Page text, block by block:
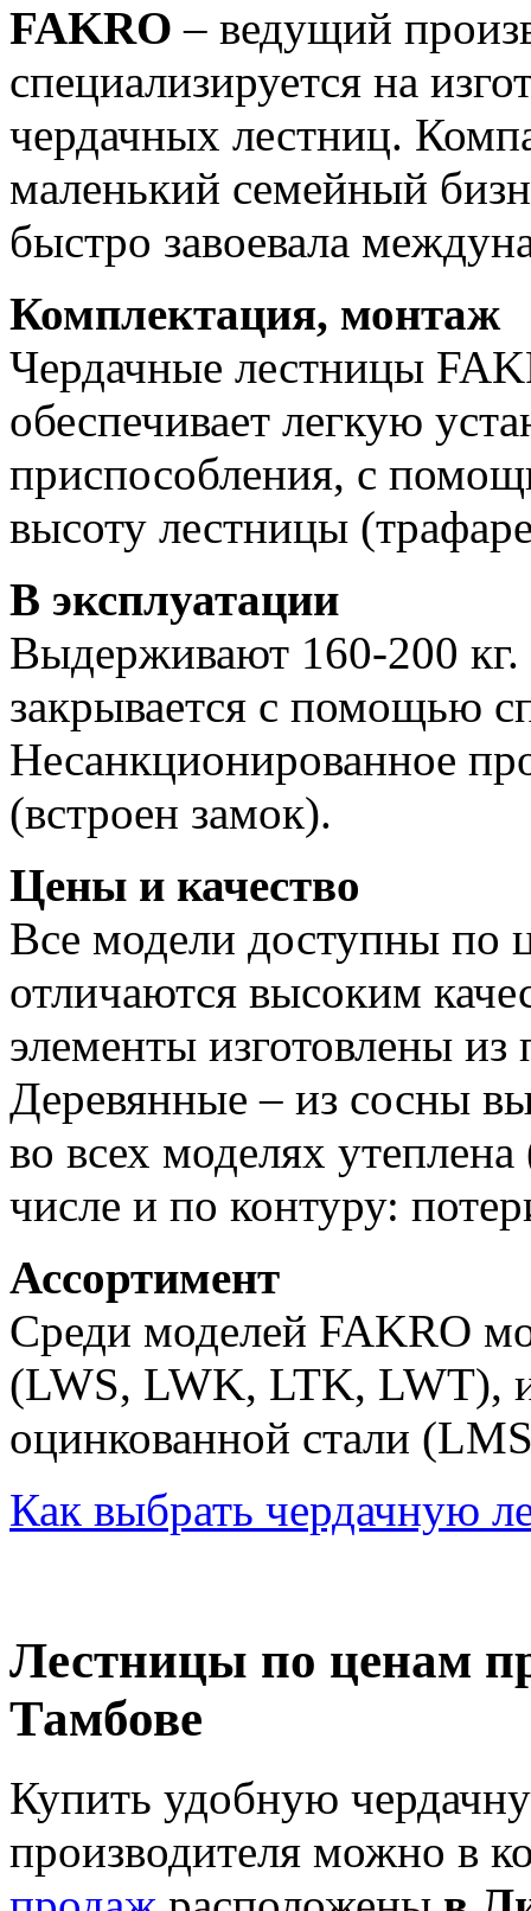
FAKRO – ведущий
специализируется на
чердачных лестниц.
маленький семейный
быстро завоевала
Комплектация, монтаж
Чердачные лестницы
обеспечивает легкую
приспособления, с
высоту лестницы
В эксплуатации
Выдерживают 160-200
закрывается с помощью
Несанкционированное
(встроен замок).
Цены и качество
Все модели доступны по
отличаются высоким
элементы изготовлены
Деревянные – из сосны
во всех моделях
числе и по контуру:
Ассортимент
Среди моделей FAKRO
(LWS, LWK, LTK, LWT),
оцинкованной стали
Как выбрать чердачную
Лестницы по ценам
Тамбове
Купить удобную
производителя можно в